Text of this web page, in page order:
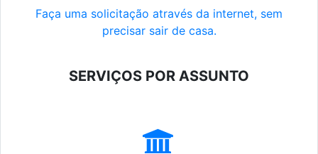
Faça uma solicitação através da internet, sem
precisar sair de casa.
SERVIÇOS POR ASSUNTO